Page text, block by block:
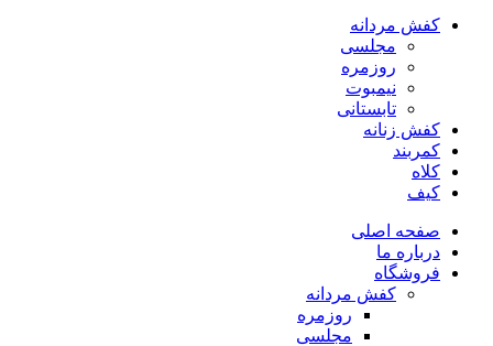
کفش مردانه
مجلسی
روزمره
نیمبوت
تابستانی
کفش زنانه
کمربند
کلاه
کیف
صفحه اصلی
درباره ما
فروشگاه
کفش مردانه
روزمره
مجلسی